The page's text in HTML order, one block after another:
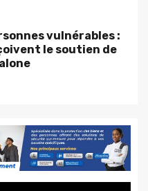
vulnérables :
le soutien de